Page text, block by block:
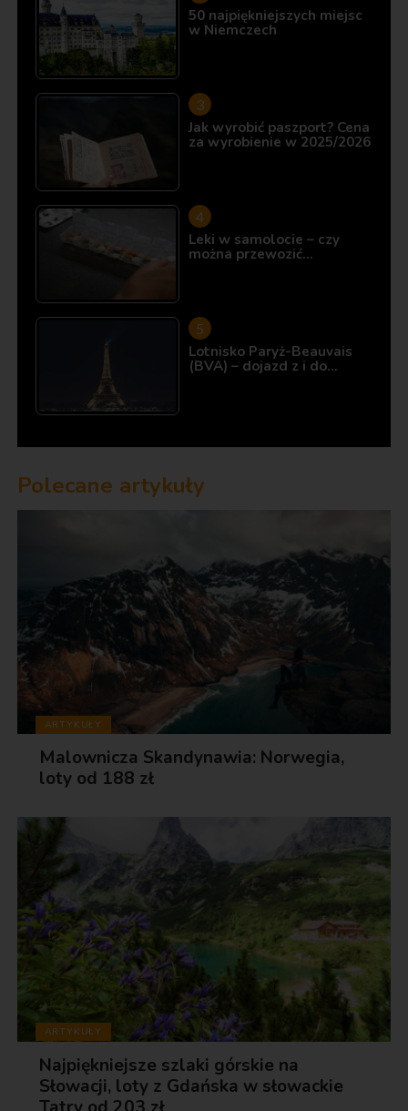
50 najpiękniejszych miejsc
w Niemczech
Jak wyrobić paszport? Cena
za wyrobienie w 2025/2026
Leki w samolocie – czy
można przewozić…
Lotnisko Paryż-Beauvais
(BVA) – dojazd z i do…
Polecane artykuły
ARTYKUŁY
Malownicza Skandynawia: Norwegia,
loty od 188 zł
ARTYKUŁY
Najpiękniejsze szlaki górskie na
Słowacji, loty z Gdańska w słowackie